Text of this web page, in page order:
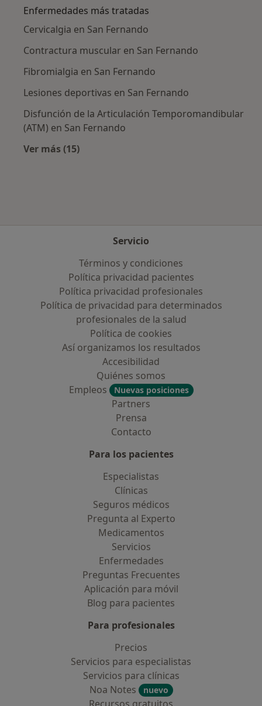
Enfermedades más tratadas
Cervicalgia en San Fernando
Contractura muscular en San Fernando
Fibromialgia en San Fernando
Lesiones deportivas en San Fernando
Disfunción de la Articulación Temporomandibular
(ATM) en San Fernando
Ver más (15)
Servicio
Términos y condiciones
Política privacidad pacientes
Política privacidad profesionales
Política de privacidad para determinados
profesionales de la salud
Política de cookies
Así organizamos los resultados
Accesibilidad
Quiénes somos
Empleos
Nuevas posiciones
Partners
Prensa
Contacto
Para los pacientes
Especialistas
Clínicas
Seguros médicos
Pregunta al Experto
Medicamentos
Servicios
Enfermedades
Preguntas Frecuentes
Aplicación para móvil
Blog para pacientes
Para profesionales
Precios
Servicios para especialistas
Servicios para clínicas
Noa Notes
nuevo